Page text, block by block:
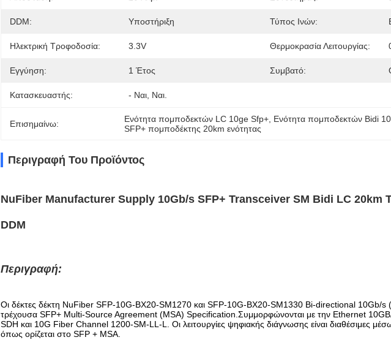
DDM: Υποστήριξη Τύπος Ινών:
Ηλεκτρική Τροφοδοσία: 3.3V Θερμοκρασία Λειτουργίας:
Εγγύηση: 1 Έτος Συμβατό:
Κατασκευαστής: - Ναι, Ναι.
Επισημαίνω: Ενότητα πομποδεκτών LC 10ge Sfp+ Ενότητα πομποδεκτών Bidi
SFP+ πομποδέκτης 20km ενότητας
Περιγραφή Του Προϊόντος
NuFiber Manufacturer Supply 10Gb/s SFP+ Transceiver SM Bidi LC 20km
DDM
Περιγραφή:
Οι δέκτες δέκτη NuFiber SFP-10G-BX20-SM1270 και SFP-10G-BX20-SM1330 Bi-directional 10Gb/s
τρέχουσα SFP+ Multi-Source Agreement (MSA) Specification.Συμμορφώνονται με την Ethernet
SDH και 10G Fiber Channel 1200-SM-LL-L. Οι λειτουργίες ψηφιακής διάγνωσης είναι διαθέσιμες
όπως ορίζεται στο SFP + MSA.